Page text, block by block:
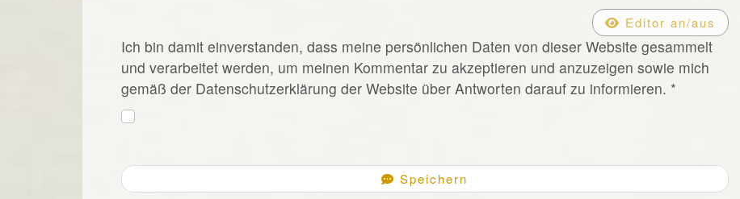
Editor an/aus
Ich bin damit einverstanden, dass meine persönlichen Daten von dieser Website gesammelt
und verarbeitet werden, um meinen Kommentar zu akzeptieren und anzuzeigen sowie mich
gemäß der Datenschutzerklärung der Website über Antworten darauf zu informieren. *
Speichern